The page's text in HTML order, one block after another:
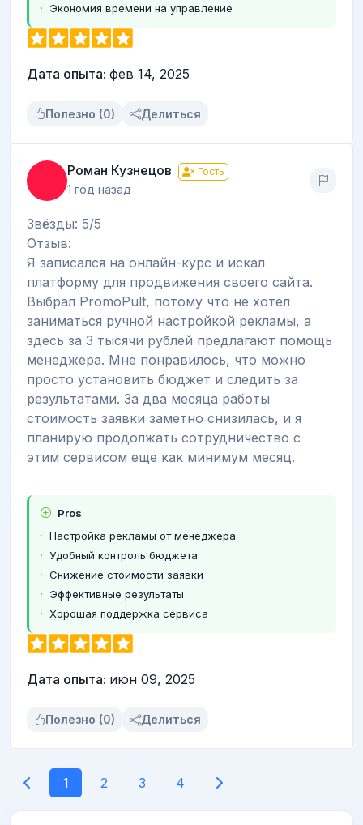
Экономия времени на управление
Дата опыта: фев 14, 2025
Полезно (0) Делиться
Роман Кузнецов Гость
1 год назад
Звёзды: 5/5
Отзыв:
Я записался на онлайн-курс и искал
платформу для продвижения своего сайта.
Выбрал PromoPult, потому что не хотел
заниматься ручной настройкой рекламы, а
здесь за 3 тысячи рублей предлагают помощь
менеджера. Мне понравилось, что можно
просто установить бюджет и следить за
результатами. За два месяца работы
стоимость заявки заметно снизилась, и я
планирую продолжать сотрудничество с
этим сервисом еще как минимум месяц.
Pros
Настройка рекламы от менеджера
Удобный контроль бюджета
Снижение стоимости заявки
Эффективные результаты
Хорошая поддержка сервиса
Дата опыта: июн 09, 2025
Полезно (0) Делиться
1 2 3 4